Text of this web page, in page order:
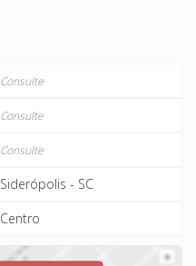
Consulte
Consulte
Consulte
Siderópolis - SC
Centro